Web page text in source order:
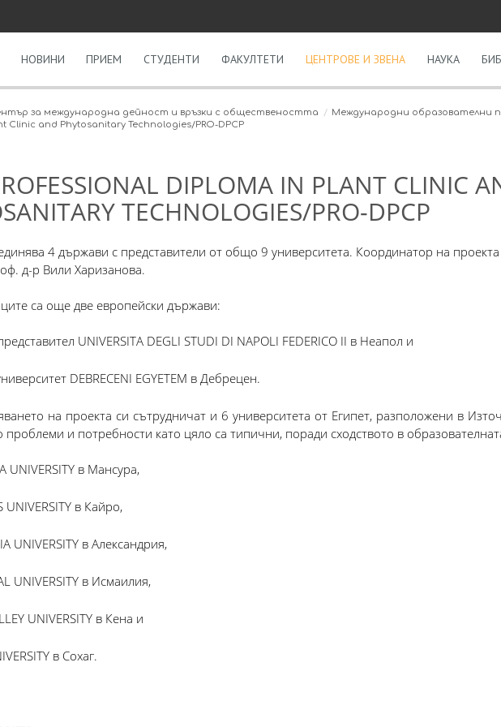
НОВИНИ ПРИЕМ СТУДЕНТИ ФАКУЛТЕТИ ЦЕНТРОВЕ И ЗВЕНА НАУКА
за международна дейност и връзки с обществеността
Международни образователни
Clinic and Phytosanitary Technologies/PRO-DPCP
DIPLOMA IN PLANT CLINIC
TECHNOLOGIES/PRO-DPCP
4 държави с представители от общо 9 университета. Координатор на
д-р Вили Харизанова.
са още две европейски държави:
UNIVERSITA DEGLI STUDI DI NAPOLI FEDERICO II в Неапол и
DEBRECENI EGYETEM в Дебрецен.
на проекта си сътрудничат и 6 университета от Египет, разположени в
проблеми и потребности като цяло са типични, поради сходството в
UNIVERSITY в Мансура,
UNIVERSITY в Кайро,
UNIVERSITY в Александрия,
UNIVERSITY в Исмаилия,
UNIVERSITY в Кена и
в Сохаг.